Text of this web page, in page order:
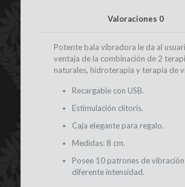
Valoraciones 0
Potente bala vibradora le da al
ventaja de la combinación de 2
naturales, hidroterapia y terapia de
Recargable con USB.
Estimulación clítoris.
Caja elegante para regalo.
Medidas: 8 cm.
Posee 10 patrones de
diferente intensidad.